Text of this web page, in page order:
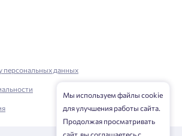
персональных данных
Мы используем файлы cookie
для улучшения работы сайта.
Продолжая просматривать
сайт, вы соглашаетесь с